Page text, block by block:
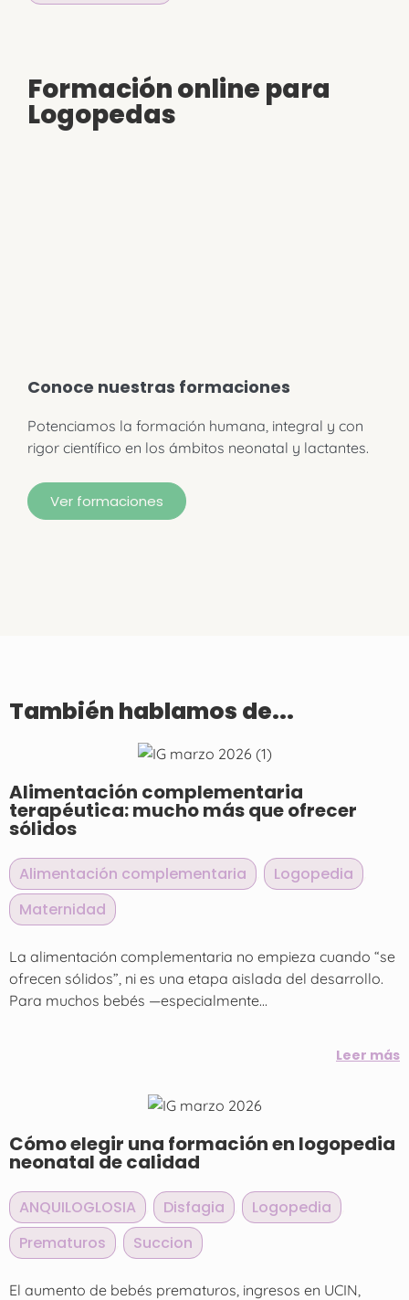
Formación online para
Logopedas
Conoce nuestras formaciones
Potenciamos la formación humana, integral y con
rigor científico en los ámbitos neonatal y lactantes.
Ver formaciones
También hablamos de...
Alimentación complementaria
terapéutica: mucho más que ofrecer
sólidos
Alimentación complementaria Logopedia
Maternidad
La alimentación complementaria no empieza cuando “se
ofrecen sólidos”, ni es una etapa aislada del desarrollo.
Para muchos bebés —especialmente...
Leer más
Cómo elegir una formación en logopedia
neonatal de calidad
ANQUILOGLOSIA Disfagia Logopedia
Prematuros
Succion
El aumento de bebés prematuros, ingresos en UCIN,